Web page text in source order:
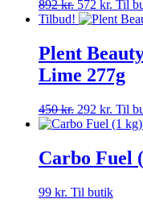
892kr. Den
oprindelige
var:
892 kr..
572 kr. Den
572
Til
Tilbud!
Plent
Lime 277g
450kr. Den
oprindelige
450 kr..
292 kr. Den
292
Til
Carbo Fuel
99 kr. Til butik